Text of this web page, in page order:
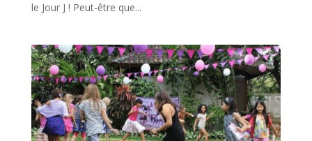
le Jour J ! Peut-être que...